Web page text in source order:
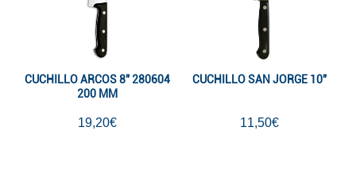
CUCHILLO ARCOS 8" 280604
200 MM
19,20€
CUCHILLO SAN JORGE 10"
11,50€